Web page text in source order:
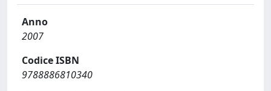
Anno
2007
Codice ISBN
9788886810340